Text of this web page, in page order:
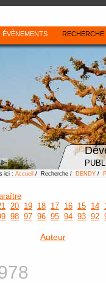
ÉVÈNEMENTS RECHERCHE
ici : Accueil / Recherche / DENDY /
20 19 18 17 16 15 14
98 97 96 95 94 93 92
Auteur